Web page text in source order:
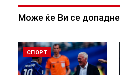
Може ќе Ви се допадне
СПОРТ